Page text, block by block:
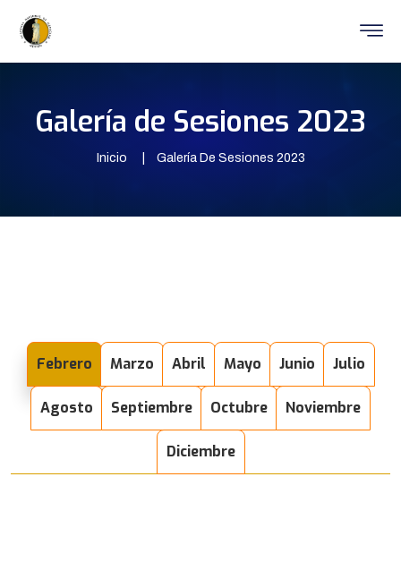
Galería de Sesiones 2023
Inicio Galería De Sesiones 2023
Febrero Marzo Abril Mayo Junio Julio
Agosto Septiembre Octubre Noviembre
Diciembre